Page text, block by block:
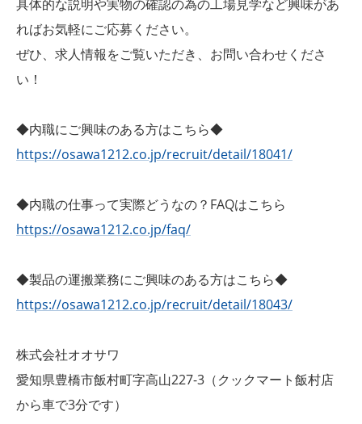
具体的な説明や実物の確認の為の工場見学など興味があ
ればお気軽にご応募ください。
ぜひ、求人情報をご覧いただき、お問い合わせくださ
い！
◆内職にご興味のある方はこちら◆
https://osawa1212.co.jp/recruit/detail/18041/
◆内職の仕事って実際どうなの？FAQはこちら
https://osawa1212.co.jp/faq/
◆製品の運搬業務にご興味のある方はこちら◆
https://osawa1212.co.jp/recruit/detail/18043/
株式会社オオサワ
愛知県豊橋市飯村町字高山227-3（クックマート飯村店
から車で3分です）